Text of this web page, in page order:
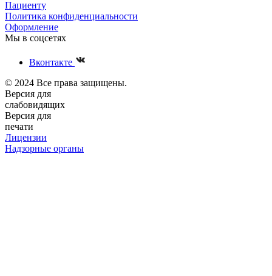
Пациенту
Политика конфиденциальности
Оформление
Мы в соцсетях
Вконтакте
© 2024 Все права защищены.
Версия для
слабовидящих
Версия для
печати
Лицензии
Надзорные органы